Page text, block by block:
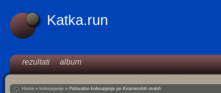
Katka.run
rezultati album
Home » kolesarjenje » Potovalno kolesarjenje po Kvarnerskih otokih